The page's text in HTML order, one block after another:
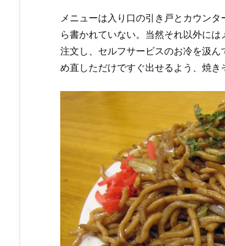
メニューは入り口の引き戸とカウン
ら書かれていない。当然それ以外に
注文し、セルフサービスのお冷を汲
め直しただけですぐ出せるよう、焼き